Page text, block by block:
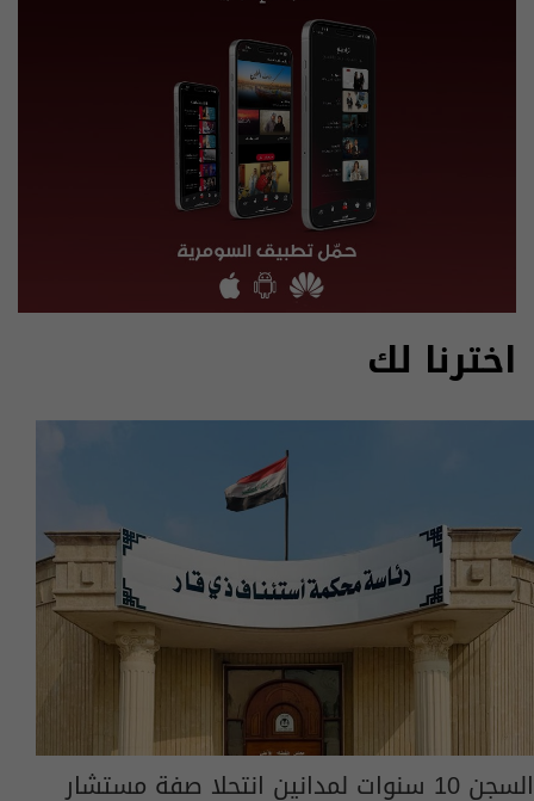
اخترنا لك
السجن 10 سنوات لمدانين انتحلا صفة مستشار